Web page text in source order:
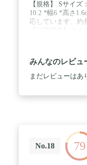
【規格】 Sサイズ
10.2 *幅6 *高さ
応しています、約
を重ねて作ります
コンを使用するこ
撃吸収力をさら
の圧迫を軽減し、
足の痛みを和らげ
快感を軽減します
め、筋肉や骨格に
しい足の運動を促
膝、腰椎の痛み
みんなのレビュ
まだレビューはあ
No.18 79